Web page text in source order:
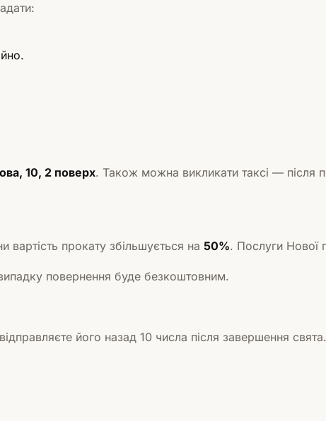
10, 2 поверх. Також можна викликати таксі — після
прокату збільшується на 50%. Послуги Нової
повернення буде безкоштовним.
його назад 10 числа після завершення свята.